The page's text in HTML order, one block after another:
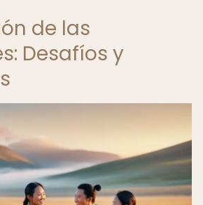
de las
Desafíos y